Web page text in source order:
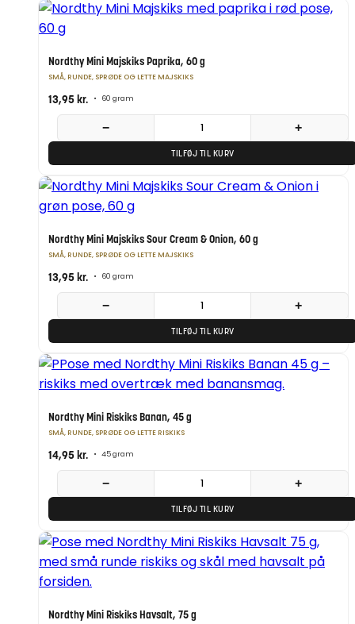
Nordthy Mini Majskiks Paprika, 60 g
SMÅ, RUNDE, SPRØDE OG LETTE MAJSKIKS
13,95kr. • 60 gram
− +
TILFØJ TIL KURV
Nordthy Mini Majskiks Sour Cream & Onion, 60 g
SMÅ, RUNDE, SPRØDE OG LETTE MAJSKIKS
13,95kr. • 60 gram
− +
TILFØJ TIL KURV
Nordthy Mini Riskiks Banan, 45 g
SMÅ, RUNDE, SPRØDE OG LETTE RISKIKS
14,95kr. • 45 gram
− +
TILFØJ TIL KURV
Nordthy Mini Riskiks Havsalt, 75 g